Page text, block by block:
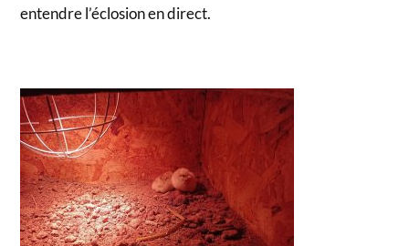
entendre l’éclosion en direct.